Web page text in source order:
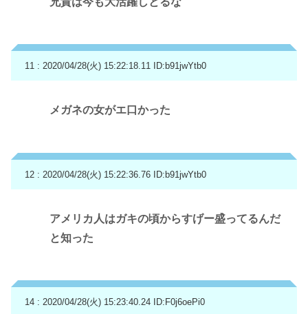
11 : 2020/04/28(火) 15:22:18.11 ID:b91jwYtb0
メガネの女がエ口かった
12 : 2020/04/28(火) 15:22:36.76 ID:b91jwYtb0
アメリカ人はガキの頃からすげー盛ってるんだ
と知った
14 : 2020/04/28(火) 15:23:40.24 ID:F0j6oePi0